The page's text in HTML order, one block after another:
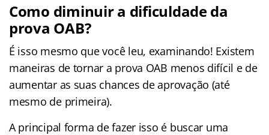
Como diminuir a dificuldade da
prova OAB?
É isso mesmo que você leu, examinando! Existem
maneiras de tornar a prova OAB menos difícil e de
aumentar as suas chances de aprovação (até
mesmo de primeira).
A principal forma de fazer isso é buscar uma